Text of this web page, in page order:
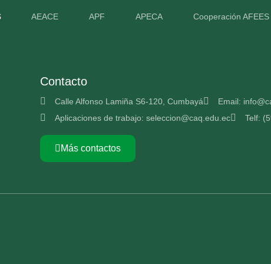
AEACE APF APECA Cooperación AFEES
Contacto
Calle Alfonso Lamiña S6-120, Cumbayá
Email:
Aplicaciones de trabajo: seleccion@caq.edu.ec
Telf:
Más contactos